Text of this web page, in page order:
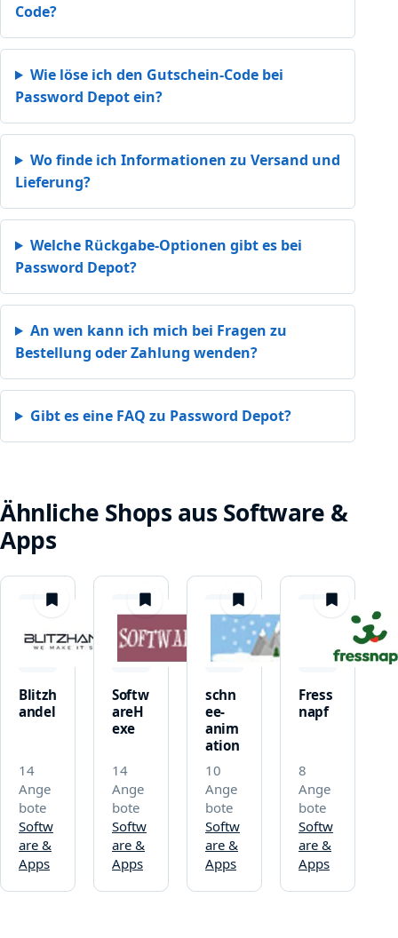
Code?
Wie löse ich den Gutschein-Code bei
Password Depot ein?
Wo finde ich Informationen zu Versand und
Lieferung?
Welche Rückgabe-Optionen gibt es bei
Password Depot?
An wen kann ich mich bei Fragen zu
Bestellung oder Zahlung wenden?
Gibt es eine FAQ zu Password Depot?
Ähnliche Shops aus Software &
Apps
merken
Blitzh
andel
14
Ange
bote
Softw
are &
Apps
merken
Softw
areH
exe
14
Ange
bote
Softw
are &
Apps
merken
schn
ee-
anim
ation
10
Ange
bote
Softw
are &
Apps
merken
Fress
napf
8
Ange
bote
Softw
are &
Apps